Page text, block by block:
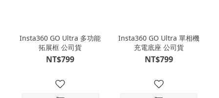
Insta360 GO Ultra 多功能
拓展框 公司貨
NT$799
Insta360 GO Ultra 單相機
充電底座 公司貨
NT$799